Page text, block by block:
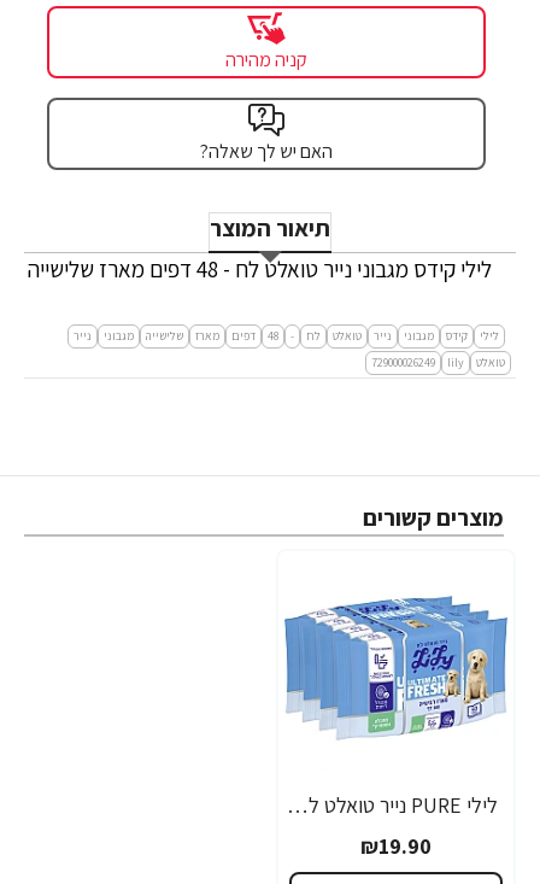
קניה מהירה
האם יש לך שאלה?
תיאור המוצר
לילי קידס מגבוני נייר טואלט לח - 48 דפים מארז שלישייה
לילי קידס מגבוני נייר טואלט לח -
48 דפים מארז שלישייה מגבוני
נייר
טואלט
lily
729000026249
מוצרים קשורים
לילי PURE נייר טואלט לח נשטף באסלה 40 דפים מארז רביעייה
₪19.90